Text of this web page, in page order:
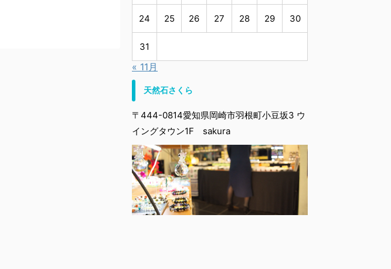
24 25 26 27 28 29 30
31
« 11月
天然石さくら
〒444-0814愛知県岡崎市羽根町小豆坂3 ウ
イングタウン1F sakura